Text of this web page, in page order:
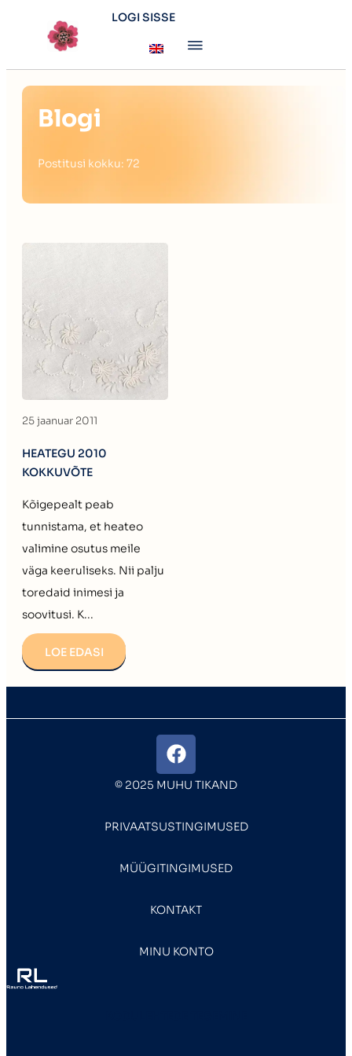
LOGI SISSE
Blogi
Postitusi kokku: 72
25 jaanuar 2011
HEATEGU 2010
KOKKUVÕTE
Kõigepealt peab
tunnistama, et heateo
valimine osutus meile
väga keeruliseks. Nii palju
toredaid inimesi ja
soovitusi. K...
LOE EDASI
© 2025 MUHU TIKAND
PRIVAATSUSTINGIMUSED
MÜÜGITINGIMUSED
KONTAKT
MINU KONTO